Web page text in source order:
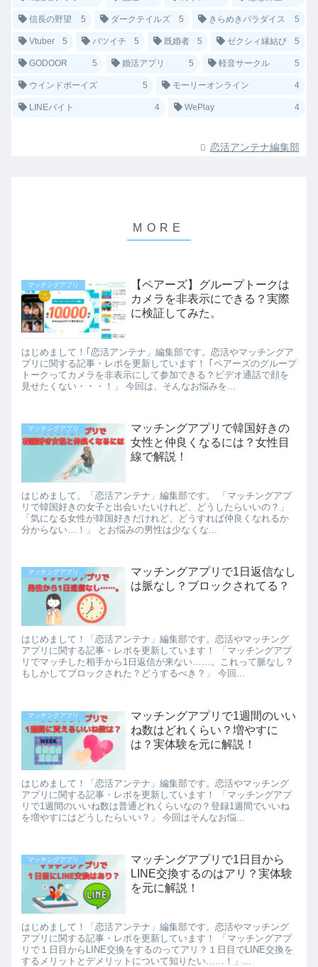
信長の野望 5 ダークテイルズ 5 きらめきパラダイス 5
Vtuber 5 バツイチ 5 既婚者 5 ゼクシィ縁結び 5
GODOOR 5 婚活アプリ 5 軽音サークル 5
ウインドボーイズ 5 モーリーオンライン 4
LINEバイト 4 WePlay 4
恋活アンテナ編集部
マッチングアプリ
【ペアーズ】グループトークは
カメラを非表示にできる？実際
に検証してみた。
はじめまして！｢恋活アンテナ」編集部です。恋活やマッチングア
プリに関する記事・レポを更新しています！ ｢ペアーズのグループ
トークってカメラを非表示にして参加できる？ビデオ通話で顔を
見せたくない・・・！」 今回は、そんなお悩みを...
マッチングアプリ
マッチングアプリで韓国好きの
女性と仲良くなるには？女性目
線で解説！
はじめまして。「恋活アンテナ」編集部です。 「マッチングアプ
リで韓国好きの女子と出会いたいけれど、どうしたらいいの？」
「気になる女性が韓国好きだけれど、どうすれば仲良くなれるか
分からない…！」 とお悩みの男性は少なくな...
マッチングアプリ
マッチングアプリで1日返信なし
は脈なし？ブロックされてる？
はじめまして！「恋活アンテナ」編集部です。恋活やマッチング
アプリに関する記事・レポを更新しています！ 「マッチングアプ
リでマッチした相手から1日返信が来ない……。これって脈なし？
もしかしてブロックされた？どうするべき？」 今回...
マッチングアプリ
マッチングアプリで1週間のいい
ね数はどれくらい？増やすに
は？実体験を元に解説！
はじめまして！「恋活アンテナ」編集部です。恋活やマッチング
アプリに関する記事・レポを更新しています！ 「マッチングアプ
リで1週間のいいね数は普通どれくらいなの？登録1週間でいいね
を増やすにはどうしたらいい？」 今回はそんなお悩...
マッチングアプリ
マッチングアプリで1日目から
LINE交換するのはアリ？実体験
を元に解説！
はじめまして！「恋活アンテナ」編集部です。恋活やマッチング
アプリに関する記事・レポを更新しています！ 「マッチングアプ
リで１日目からLINE交換をするのってアリ？１日目でLINE交換を
するメリットとデメリットについて知りたい……！」...